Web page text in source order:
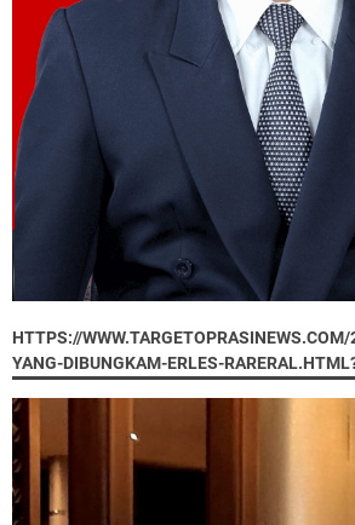
HTTPS://
YANG-DIBUNGKAM-ERLES-